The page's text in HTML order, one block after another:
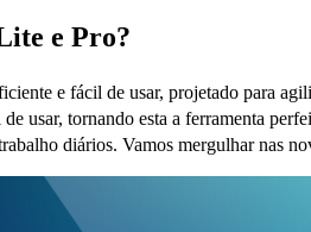
e Pro?
e fácil de usar, projetado para
de usar, tornando esta a ferramenta
diários. Vamos mergulhar nas